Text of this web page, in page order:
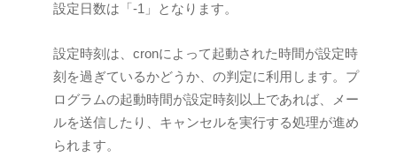
設定日数は「-1」となります。
設定時刻は、cronによって起動された時間が設定時
刻を過ぎているかどうか、の判定に利用します。プ
ログラムの起動時間が設定時刻以上であれば、メー
ルを送信したり、キャンセルを実行する処理が進め
られます。